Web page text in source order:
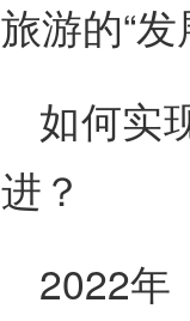
旅游的“
如何实
进？
2022年